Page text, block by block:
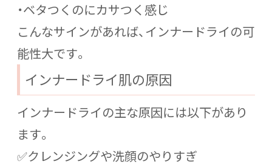
・ベタつくのにカサつく感じ
こんなサインがあれば、インナードライの可
能性大です。
インナードライ肌の原因
インナードライの主な原因には以下があり
ます。
✅クレンジングや洗顔のやりすぎ